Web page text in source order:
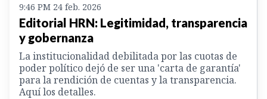
9:46 PM 24 feb. 2026
Editorial HRN: Legitimidad, transparencia
y gobernanza
La institucionalidad debilitada por las cuotas de
poder político dejó de ser una 'carta de garantía'
para la rendición de cuentas y la transparencia.
Aquí los detalles.